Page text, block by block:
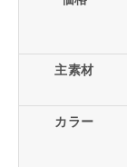
主素材
カラー